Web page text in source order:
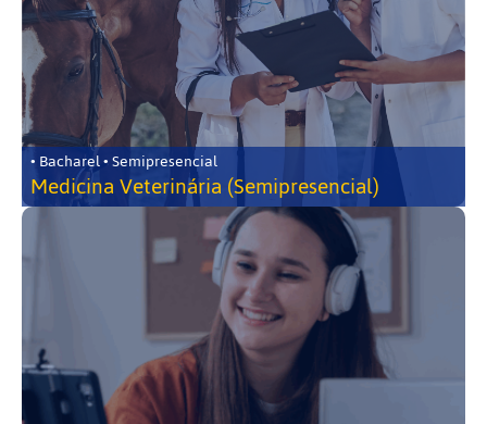
• Bacharel • Semipresencial
Medicina Veterinária (Semipresencial)